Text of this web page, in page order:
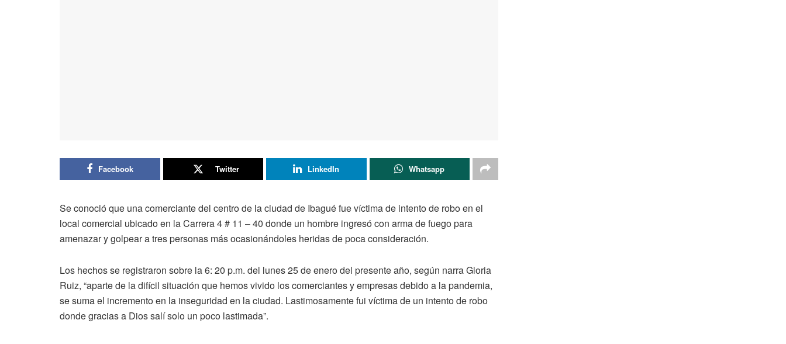
Facebook Twitter LinkedIn Whatsapp
Se conoció que una comerciante del centro de la ciudad de Ibagué fue víctima de intento de robo en el
local comercial ubicado en la Carrera 4 # 11 – 40 donde un hombre ingresó con arma de fuego para
amenazar y golpear a tres personas más ocasionándoles heridas de poca consideración.
Los hechos se registraron sobre la 6: 20 p.m. del lunes 25 de enero del presente año, según narra Gloria
Ruiz, “aparte de la difícil situación que hemos vivido los comerciantes y empresas debido a la pandemia,
se suma el incremento en la inseguridad en la ciudad. Lastimosamente fui víctima de un intento de robo
donde gracias a Dios salí solo un poco lastimada”.